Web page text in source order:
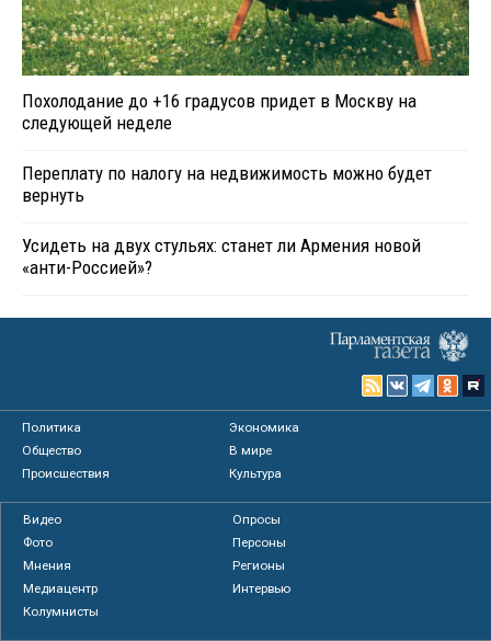
Похолодание до +16 градусов придет в Москву на
следующей неделе
Переплату по налогу на недвижимость можно будет
вернуть
Усидеть на двух стульях: станет ли Армения новой
«анти-Россией»?
Политика
Экономика
Общество
В мире
Происшествия
Культура
Видео
Опросы
Фото
Персоны
Мнения
Регионы
Медиацентр
Интервью
Колумнисты